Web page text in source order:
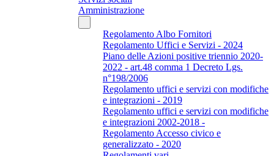
Amministrazione
Regolamento Albo Fornitori
Regolamento Uffici e Servizi - 2024
Piano delle Azioni positive triennio 2020-
2022 - art.48 comma 1 Decreto Lgs.
n°198/2006
Regolamento uffici e servizi con modifiche
e integrazioni - 2019
Regolamento uffici e servizi con modifiche
e integrazioni 2002-2018 -
Regolamento Accesso civico e
generalizzato - 2020